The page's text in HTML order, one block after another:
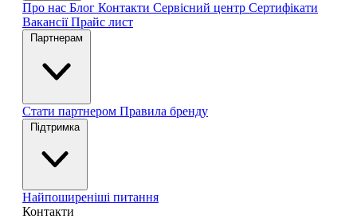
Про нас Блог Контакти Сервісний центр Сертифікати
ВакансіїПрайс лист
Партнерам
Стати партнером Правила бренду
Підтримка
Найпоширеніші питання
Контакти